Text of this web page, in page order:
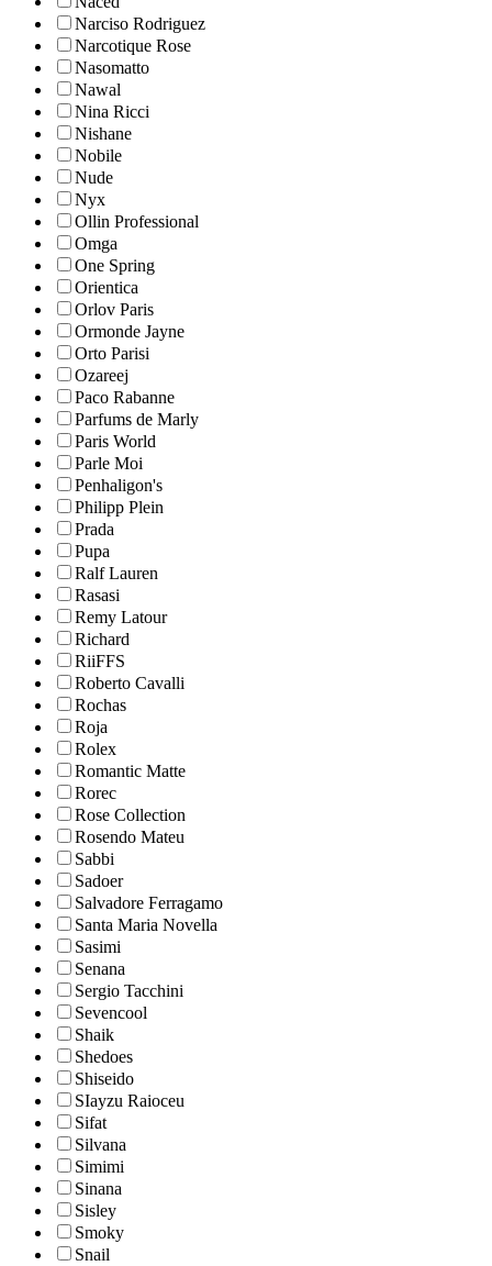
Narciso Rodriguez
Narcotique Rose
Nasomatto
Nawal
Nina Ricci
Nishane
Nobile
Nude
Nyx
Ollin Professional
Omga
One Spring
Orientica
Orlov Paris
Ormonde Jayne
Orto Parisi
Ozareej
Paco Rabanne
Parfums de Marly
Paris World
Parle Moi
Penhaligon's
Philipp Plein
Prada
Pupa
Ralf Lauren
Rasasi
Remy Latour
Richard
RiiFFS
Roberto Cavalli
Rochas
Roja
Rolex
Romantic Matte
Rorec
Rose Collection
Rosendo Mateu
Sabbi
Sadoer
Salvadore Ferragamo
Santa Maria Novella
Sasimi
Senana
Sergio Tacchini
Sevencool
Shaik
Shedoes
Shiseido
SIayzu Raioceu
Sifat
Silvana
Simimi
Sinana
Sisley
Smoky
Snail